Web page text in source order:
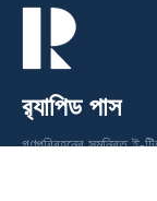
র‍্যাপিড পাস
গণপরিবহনের সমন্বিত